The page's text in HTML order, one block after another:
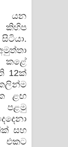
යන
කිහිප
කළේ
12ක්
ළඟ
සහ
එකට